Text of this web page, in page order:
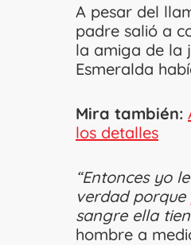
A pesar del
padre salió a
la amiga de la
Esmeralda
Mira también:
los detalles
“Entonces yo
verdad porque
sangre ella
hombre a